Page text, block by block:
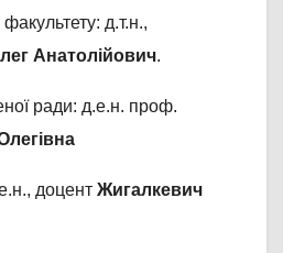
факультету: д.т.н.,
Анатолійович.
ради: д.е.н. проф.
доцент Жигалкевич